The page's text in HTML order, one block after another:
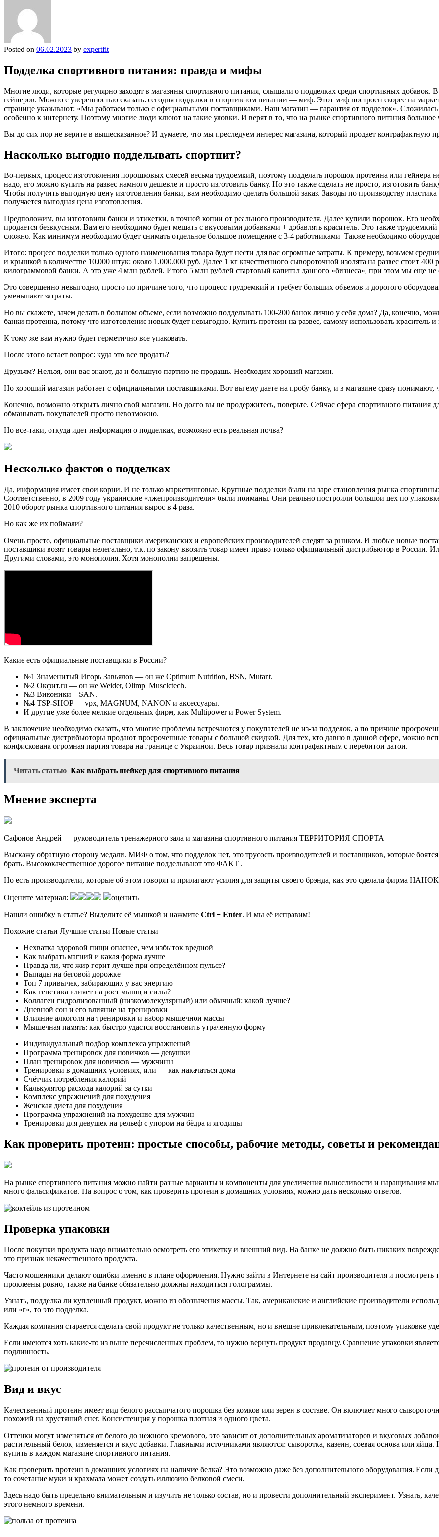
Posted on 06.02.2023 by expertfit
Подделка спортивного питания: правда и мифы
Многие люди, которые регулярно заходят в магазины спортивного питания, слышали о подделках среди спортивных добавок.
гейнеров. Можно с уверенностью сказать: сегодня подделки в спортивном питании — миф. Этот миф построен скорее на
странице указывают: «Мы работаем только с официальными поставщиками. Наш магазин — гарантия от подделок». Сложилась
особенно к интернету. Поэтому многие люди клюют на такие уловки. И верят в то, что на рынке спортивного питания большое
Вы до сих пор не верите в вышесказанное? И думаете, что мы преследуем интерес магазина, который продает контрафактную
Насколько выгодно подделывать спортпит?
Во-первых, процесс изготовления порошковых смесей весьма трудоемкий, поэтому подделать порошок протеина или
надо, его можно купить на развес намного дешевле и просто изготовить банку. Но это также сделать не просто, изготовить
Чтобы получить выгодную цену изготовления банки, вам необходимо сделать большой заказ. Заводы по производству
получается выгодная цена изготовления.
Предположим, вы изготовили банки и этикетки, в точной копии от реального производителя. Далее купили порошок. Его
продается безвкусным. Вам его необходимо будет мешать с вкусовыми добавками + добавлять краситель. Это также
сложно. Как минимум необходимо будет снимать отдельное большое помещение с 3-4 работниками. Также необходимо
Итого: процесс подделки только одного наименования товара будет нести для вас огромные затраты. К примеру, возьмем
и крышкой в количестве 10.000 штук: около 1.000.000 руб. Далее 1 кг качественного сывороточной изолята на развес стоит 400
килограммовой банки. А это уже 4 млн рублей. Итого 5 млн рублей стартовый капитал данного «бизнеса», при этом мы еще не
Это совершенно невыгодно, просто по причине того, что процесс трудоемкий и требует больших объемов и дорогого
уменьшают затраты.
Но вы скажете, зачем делать в большом объеме, если возможно подделывать 100-200 банок лично у себя дома? Да, конечно,
банки протеина, потому что изготовление новых будет невыгодно. Купить протеин на развес, самому использовать краситель
К тому же вам нужно будет герметично все упаковать.
После этого встает вопрос: куда это все продать?
Друзьям? Нельзя, они вас знают, да и большую партию не продашь. Необходим хороший магазин.
Но хороший магазин работает с официальными поставщиками. Вот вы ему даете на пробу банку, и в магазине сразу понимают,
Конечно, возможно открыть лично свой магазин. Но долго вы не продержитесь, поверьте. Сейчас сфера спортивного питания
обманывать покупателей просто невозможно.
Но все-таки, откуда идет информация о подделках, возможно есть реальная почва?
Несколько фактов о подделках
Да, информация имеет свои корни. И не только маркетинговые. Крупные подделки были на заре становления рынка
Соответственно, в 2009 году украинские «лжепроизводители» были пойманы. Они реально построили большой цех по
2010 оборот рынка спортивного питания вырос в 4 раза.
Но как же их поймали?
Очень просто, официальные поставщики американских и европейских производителей следят за рынком. И любые новые
поставщики возят товары нелегально, т.к. по закону ввозить товар имеет право только официальный дистрибьютор в России.
Другими словами, это монополия. Хотя монополии запрещены.
Какие есть официальные поставщики в России?
№1 Знаменитый Игорь Завьялов — он же Optimum Nutrition, BSN, Mutant.
№2 Окфит.ru — он же Weider, Olimp, Muscletech.
№3 Виконики – SAN.
№4 TSP-SHOP — vpx, MAGNUM, NANON и аксессуары.
И другие уже более мелкие отдельных фирм, как Multipower и Power System.
В заключение необходимо сказать, что многие проблемы встречаются у покупателей не из-за подделок, а по причине
официальные дистрибьюторы продают просроченные товары с большой скидкой. Для тех, кто давно в данной сфере, можно
конфискована огромная партия товара на границе с Украиной. Весь товар признали контрафактным с перебитой датой.
Читать статью Как выбрать шейкер для спортивного питания
Мнение эксперта
Сафонов Андрей — руководитель тренажерного зала и магазина спортивного питания ТЕРРИТОРИЯ СПОРТА
Выскажу обратную сторону медали. МИФ о том, что подделок нет, это трусость производителей и поставщиков, которые
брать. Высококачественное дорогое питание подделывают это ФАКТ .
Но есть производители, которые об этом говорят и прилагают усилия для защиты своего брэнда, как это сделала фирма
Оцените материал:
оценить
Нашли ошибку в статье? Выделите её мышкой и нажмите Ctrl + Enter. И мы её исправим!
Похожие статьи Лучшие статьи Новые статьи
Нехватка здоровой пищи опаснее, чем избыток вредной
Как выбрать магний и какая форма лучше
Правда ли, что жир горит лучше при определённом пульсе?
Выпады на беговой дорожке
Топ 7 привычек, забирающих у вас энергию
Как генетика влияет на рост мышц и силы?
Коллаген гидролизованный (низкомолекулярный) или обычный: какой лучше?
Дневной сон и его влияние на тренировки
Влияние алкоголя на тренировки и набор мышечной массы
Мышечная память: как быстро удастся восстановить утраченную форму
Индивидуальный подбор комплекса упражнений
Программа тренировок для новичков — девушки
План тренировок для новичков — мужчины
Тренировки в домашних условиях, или — как накачаться дома
Счётчик потребления калорий
Калькулятор расхода калорий за сутки
Комплекс упражнений для похудения
Женская диета для похудения
Программа упражнений на похудение для мужчин
Тренировки для девушек на рельеф с упором на бёдра и ягодицы
Как проверить протеин: простые способы, рабочие методы, советы и
На рынке спортивного питания можно найти разные варианты и компоненты для увеличения выносливости и наращивания
много фальсификатов. На вопрос о том, как проверить протеин в домашних условиях, можно дать несколько ответов.
Проверка упаковки
После покупки продукта надо внимательно осмотреть его этикетку и внешний вид. На банке не должно быть никаких
это признак некачественного продукта.
Часто мошенники делают ошибки именно в плане оформления. Нужно зайти в Интернете на сайт производителя и посмотреть
проклеены ровно, также на банке обязательно должны находиться голограммы.
Узнать, подделка ли купленный продукт, можно из обозначения массы. Так, американские и английские производители
или «г», то это подделка.
Каждая компания старается сделать свой продукт не только качественным, но и внешне привлекательным, поэтому упаковке
Если имеются хоть какие-то из выше перечисленных проблем, то нужно вернуть продукт продавцу. Сравнение упаковки
подлинность.
Вид и вкус
Качественный протеин имеет вид белого рассыпчатого порошка без комков или зерен в составе. Он включает много
похожий на хрустящий снег. Консистенция у порошка плотная и одного цвета.
Оттенки могут изменяться от белого до нежного кремового, это зависит от дополнительных ароматизаторов и вкусовых
растительный белок, изменяется и вкус добавки. Главными источниками являются: сыворотка, казеин, соевая основа или
купить в каждом магазине спортивного питания.
Как проверить протеин в домашних условиях на наличие белка? Это возможно даже без дополнительного оборудования. Если
то сочетание муки и крахмала может создать иллюзию белковой смеси.
Здесь надо быть предельно внимательным и изучить не только состав, но и провести дополнительный эксперимент. Узнать,
этого немного времени.